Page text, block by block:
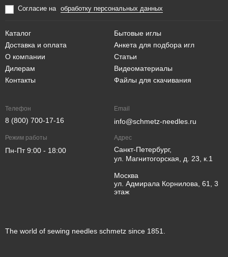
The world of sewing needles schmetz since 1851.
Согласие на обработку персональных данных
Каталог
Доставка и оплата
О компании
Дилерам
Контакты
Бытовые иглы
Анкета для подбора игл
Статьи
Видеоматериалы
Файлы для скачивания
Телефон
8 (800) 700-17-16
Email
info@schmetz-needles.ru
Режим работы
Пн-Пт 9:00 - 18:00
Адрес
Санкт-Петербург,
ул. Магнитогорская, д. 23, к.1
Москва
ул. Адмирала Корнилова, 61, 3
этаж